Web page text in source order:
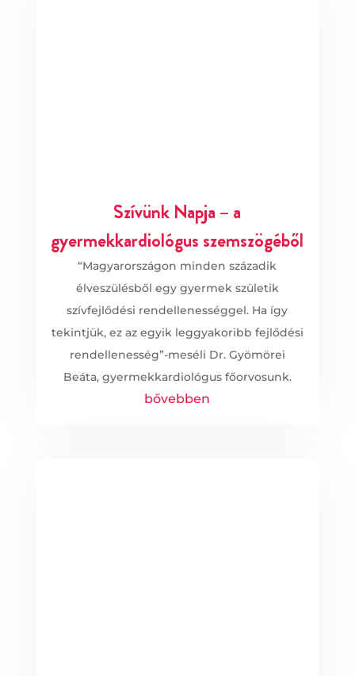
Szívünk Napja – a
gyermekkardiológus szemszögéből
“Magyarországon minden századik
élveszülésből egy gyermek születik
szívfejlődési rendellenességgel. Ha így
tekintjük, ez az egyik leggyakoribb fejlődési
rendellenesség”-meséli Dr. Gyömörei
Beáta, gyermekkardiológus főorvosunk.
bővebben